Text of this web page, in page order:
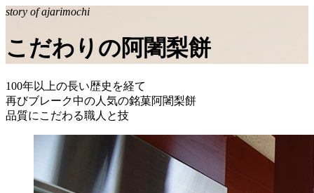
story of ajarimochi
こだわりの阿闍梨餅
100年以上の長い歴史を経て
再びブレーク中の人気の銘菓阿闍梨餅
品質にこだわる職人と技